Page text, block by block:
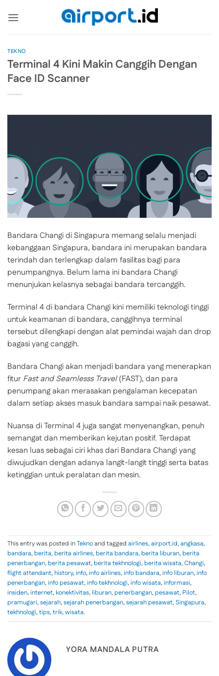
TEKNO
Terminal 4 Kini Makin Canggih Dengan
Face ID Scanner
Bandara Changi di Singapura memang selalu menjadi
kebanggaan Singapura, bandara ini merupakan bandara
terindah dan terlengkap dalam fasilitas bagi para
penumpangnya. Belum lama ini bandara Changi
menunjukan kelasnya sebagai bandara tercanggih.
Terminal 4 di bandara Changi kini memiliki teknologi tinggi
untuk keamanan di bandara, canggihnya terminal
tersebut dilengkapi dengan alat pemindai wajah dan drop
bagasi yang canggih.
Bandara Changi akan menjadi bandara yang menerapkan
fitur Fast and Seamlesss Travel(FAST), dan para
penumpang akan merasakan pengalaman kecepatan
dalam setiap akses masuk bandara sampai naik pesawat.
Nuansa di Terminal 4 juga sangat menyenangkan, penuh
semangat dan memberikan kejutan positif. Terdapat
kesan luas sebagai ciri khas dari Bandara Changi yang
diwujudkan dengan adanya langit-langit tinggi serta batas
ketinggian untuk peralatan dan mesin.
This entry was posted inTeknoand tagged airlines,airport.id,angkasa,
bandara, berita, berita airlines, berita bandara, berita liburan, berita
penerbangan, berita pesawat, berita tekhnologi, berita wisata,Changi,
flight attendant, history,info,info airlines,info bandara,info liburan,info
penerbangan,info pesawat,info tekhnologi,info wisata,informasi,
insiden,internet, konektivitas, liburan,penerbangan,pesawat, Pilot,
pramugari,sejarah,sejarah penerbangan,sejarah pesawat,Singapura,
tekhnologi,tips,trik,wisata.
YORA MANDALA PUTRA